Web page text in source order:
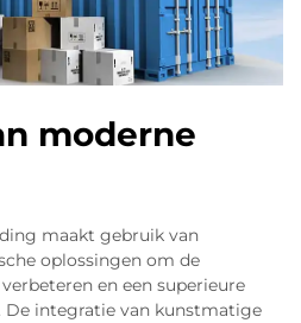
moderne
maakt gebruik van
oplossingen om de
en een superieure
De integratie van kunstmatige